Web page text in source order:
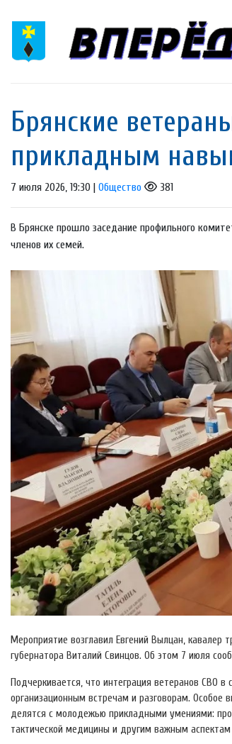
Брянские
прикладным
7 июля 2026, 19:30 | Общество 381
В Брянске прошло заседание профильного
членов их семей.
Мероприятие возглавил Евгений Вылцан, кавалер
губернатора Виталий Свинцов. Об этом 7 июля
Подчеркивается, что интеграция ветеранов СВО
организационным встречам и разговорам. Особое
делятся с молодежью прикладными умениями:
тактической медицины и другим важным